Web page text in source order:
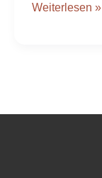
Weiterlesen »